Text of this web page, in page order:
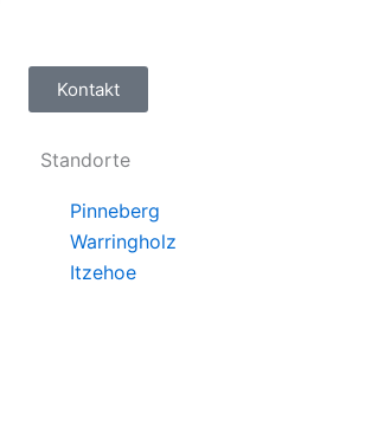
Kontakt
Standorte
Pinneberg
Warringholz
Itzehoe